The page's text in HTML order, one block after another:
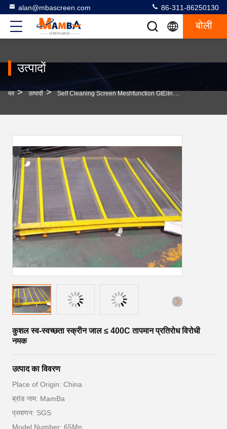
alan@mbascreen.com 86-311-86250130
बोली
उत्पादों
घर > उत्पादों > Self Cleaning Screen Meshfunction GtElInit() {var Lib = New Google.translate.TranslateService();lib.
कुशल स्व-स्वच्छता स्क्रीन जाल ≤ 400C तापमान प्रतिरोध विरोधी
नमक
उत्पाद का विवरण
Place of Origin: China
ब्रांड नाम: MamBa
प्रमाणन: SGS
Model Number: 65Mn